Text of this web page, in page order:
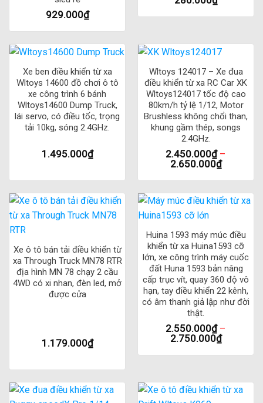
929.000₫
Xe ben điều khiển từ xa
Wltoys 14600 đồ chơi ô tô
xe công trình 6 bánh
Wltoys14600 Dump Truck,
lái servo, có điều tốc, trọng
tải 10kg, sóng 2.4GHz.
1.495.000₫
Wltoys 124017 – Xe đua
điều khiển từ xa RC Car XK
Wltoys124017 tốc độ cao
80km/h tỷ lệ 1/12, Motor
Brushless không chổi than,
khung gầm thép, songs
2.4GHz.
2.450.000₫–
2.650.000₫
Xe ô tô bán tải điều khiển từ
xa Through Truck MN78 RTR
địa hình MN 78 chạy 2 cầu
4WD có xi nhan, đèn led, mở
được cửa
1.179.000₫
Huina 1593 máy múc điều
khiển từ xa Huina1593 cỡ
lớn, xe công trình máy cuốc
đất Huna 1593 bản nâng
cấp trục vít, quay 360 độ vô
hạn, tay điều khiển 22 kênh,
có âm thanh giả lập như đời
thật.
2.550.000₫–
2.750.000₫